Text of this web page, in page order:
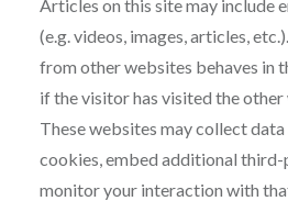
Articles on this site may include
(e.g. videos, images, articles,
from other websites behaves in
if the visitor has visited the other
These websites may collect data
cookies, embed additional
monitor your interaction with